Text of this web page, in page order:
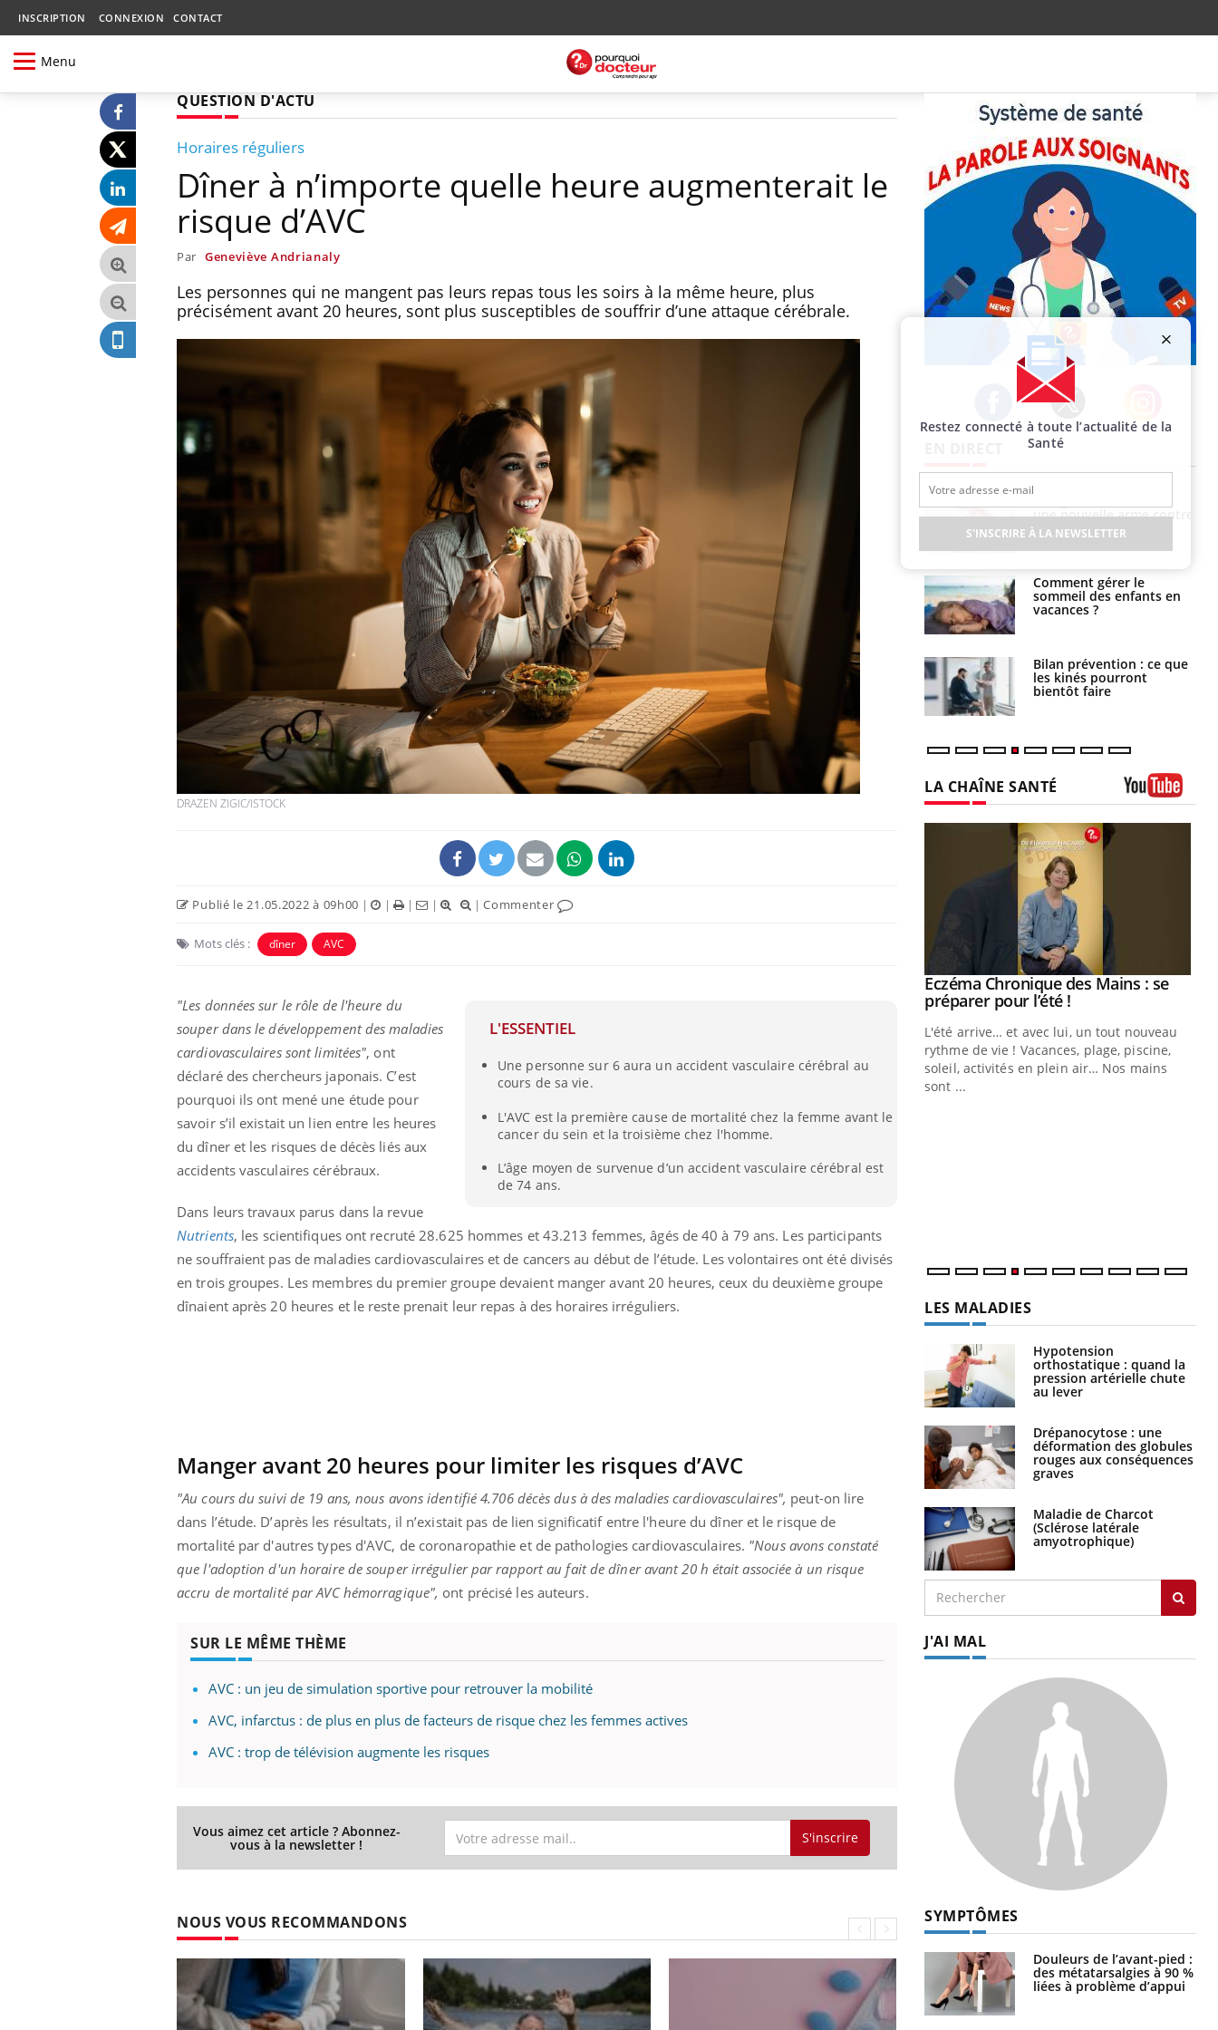
INSCRIPTION CONNEXION CONTACT
Menu
QUESTION D'ACTU
Horaires réguliers
Dîner à n’importe quelle heure augmenterait le
risque d’AVC
Par Geneviève Andrianaly
Les personnes qui ne mangent pas leurs repas tous les soirs à la même heure, plus
précisément avant 20 heures, sont plus susceptibles de souffrir d’une attaque cérébrale.
DRAZEN ZIGIC/ISTOCK
Publié le 21.05.2022 à 09h00 | | | | |Commenter
Mots clés : dîner AVC
L'ESSENTIEL
Une personne sur 6 aura un accident vasculaire cérébral au
cours de sa vie.
L'AVC est la première cause de mortalité chez la femme avant le
cancer du sein et la troisième chez l'homme.
L’âge moyen de survenue d’un accident vasculaire cérébral est
de 74 ans.
"Les données sur le rôle de l'heure du
souper dans le développement des maladies
cardiovasculaires sont limitées", ont
déclaré des chercheurs japonais. C’est
pourquoi ils ont mené une étude pour
savoir s’il existait un lien entre les heures
du dîner et les risques de décès liés aux
accidents vasculaires cérébraux.
Dans leurs travaux parus dans la revue
Nutrients, les scientifiques ont recruté 28.625 hommes et 43.213 femmes, âgés de 40 à 79 ans. Les participants
ne souffraient pas de maladies cardiovasculaires et de cancers au début de l’étude. Les volontaires ont été divisés
en trois groupes. Les membres du premier groupe devaient manger avant 20 heures, ceux du deuxième groupe
dînaient après 20 heures et le reste prenait leur repas à des horaires irréguliers.
Manger avant 20 heures pour limiter les risques d’AVC
"Au cours du suivi de 19 ans, nous avons identifié 4.706 décès dus à des maladies cardiovasculaires", peut-on lire
dans l’étude. D’après les résultats, il n’existait pas de lien significatif entre l'heure du dîner et le risque de
mortalité par d'autres types d'AVC, de coronaropathie et de pathologies cardiovasculaires. "Nous avons constaté
que l'adoption d'un horaire de souper irrégulier par rapport au fait de dîner avant 20 h était associée à un risque
accru de mortalité par AVC hémorragique", ont précisé les auteurs.
SUR LE MÊME THÈME
AVC : un jeu de simulation sportive pour retrouver la mobilité
AVC, infarctus : de plus en plus de facteurs de risque chez les femmes actives
AVC : trop de télévision augmente les risques
Vous aimez cet article ? Abonnez-
vous à la newsletter ! S'inscrire
NOUS VOUS RECOMMANDONS
Facebook Twitter Instagram
Pourquoi votre ventre
gâche-t-il les premiers
jours de vos vacances ?
Fortes chaleurs :
pourquoi le risque de
noyade grimpe-t-il ?
freiner la propagation du
cancer ?
Pourquoi manger moins
de protéines pourrait
finalement être bénéfique
Grossesse et chaleur : ce
que dit la science
Le smartphone nuit-il à
l'apprentissage de la
lecture ?
Mordue par une tique en
vacances, elle reste dans
le coma pendant 42 jours
Mordue par un
barracuda, une petite fille
secourue grâce à un
réflexe essentiel
Légionellose en Suisse :
quelle est l’origine de la
contamination ?
une nouvelle arme contre
les réactions sévères
Comment gérer le
sommeil des enfants en
vacances ?
Bilan prévention : ce que
les kinés pourront
bientôt faire
LA CHAÎNE SANTÉ
expliquer ma maladieYoutube
Il y a des sujets qui sont faciles à aborder...
d'autres non ! D'un côté, poser des
questions sur la maladie d'un proche c'est
prévenir
Fatigue, irritabilité, brouillard mental ou
même alopécie… Les symptômes de la
carence en fer sont multiples ce qui la rend
...
patients comme parfois chez les soignants.
Youtube
Eczéma Chronique des Mains : se
préparer pour l’été !Youtube
L'été arrive… et avec lui, un tout nouveau
rythme de vie ! Vacances, plage, piscine,
soleil, activités en plein air… Nos mains
sont ...
LES MALADIES
Hypotension
orthostatique : quand la
pression artérielle chute
au lever
Drépanocytose : une
déformation des globules
rouges aux conséquences
graves
Maladie de Charcot
(Sclérose latérale
amyotrophique)
J'AI MAL
SYMPTÔMES
Douleurs de l’avant-pied :
des métatarsalgies à 90 %
liées à problème d’appui
Restez connecté à toute l’actualité de la
Santé
S'INSCRIRE À LA NEWSLETTER